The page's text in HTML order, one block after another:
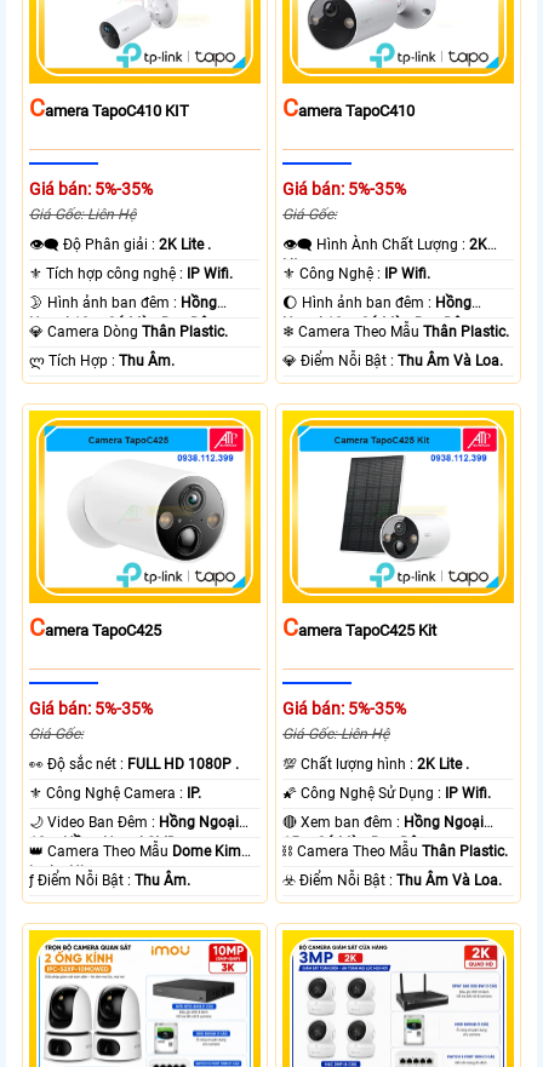
CAmera TapoC410 KIT
Giá bán: 5%-35%
Giá Gốc: Liên Hệ
👁️‍🗨 Độ Phân giải :2K Lite .
⚜️ Tích hợp công nghệ : IP Wifi.
🌛 Hình ảnh ban đêm : Hồng
Ngoại 10m Có Màu Ban Ðêm.
💎 Camera DòngThân Plastic.
️ლ Tích Hợp :Thu Âm.
CAmera TapoC410
Giá bán: 5%-35%
Giá Gốc:
👁️‍🗨 Hình Ành Chất Lượng :2K
Lite .
⚜️ Công Nghệ : IP Wifi.
🌔 Hình ảnh ban đêm : Hồng
Ngoại 10m Có Màu Ban Ðêm.
❄ Camera Theo MẫuThân Plastic.
️💎 Điểm Nỗi Bật :Thu Âm Và Loa.
CAmera TapoC425
Giá bán: 5%-35%
Giá Gốc:
️👀 Độ sắc nét : FULL HD 1080P .
⚜️ Công Nghệ Camera : IP.
🌙 Video Ban Đêm : Hồng Ngoại
10m Hồng Ngoại SMD.
👑 Camera Theo Mẫu Dome Kim
loại + Nhựa.
️ƒ Điểm Nỗi Bật :Thu Âm.
CAmera TapoC425 Kit
Giá bán: 5%-35%
Giá Gốc: Liên Hệ
💯 Chất lượng hình :2K Lite .
🌠 Công Nghệ Sử Dụng : IP Wifi.
🔴 Xem ban đêm : Hồng Ngoại
15m Có Màu Ban Ðêm.
⛓ Camera Theo MẫuThân Plastic.
️☣️ Điểm Nỗi Bật :Thu Âm Và Loa.